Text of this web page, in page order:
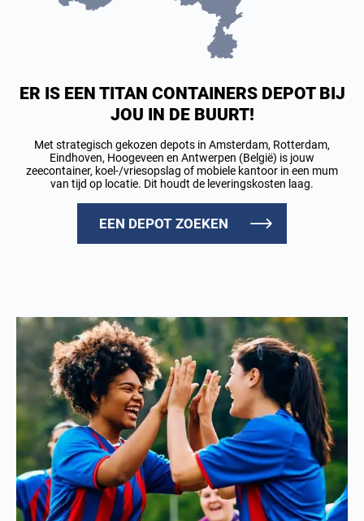
ER IS EEN TITAN CONTAINERS DEPOT BIJ
JOU IN DE BUURT!
Met strategisch gekozen depots in Amsterdam, Rotterdam,
Eindhoven, Hoogeveen en Antwerpen (België) is jouw
zeecontainer, koel-/vriesopslag of mobiele kantoor in een mum
van tijd op locatie. Dit houdt de leveringskosten laag.
EEN DEPOT ZOEKEN